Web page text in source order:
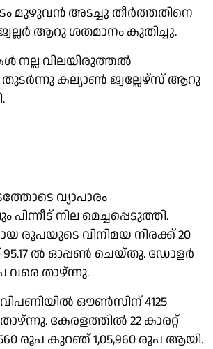
മുഴുവൻ അടച്ചു തീർത്തതിനെ
ആറു ശതമാനം കുതിച്ചു.
നല്ല വിലയിരുത്തൽ
തുടർന്നു കല്യാൺ ജ്വല്ലേഴ്സ് ആറു
വ്യാപാരം
നില മെച്ചപ്പെടുത്തി.
രൂപയുടെ വിനിമയ നിരക്ക് 20
ല്‍ ഓപ്പൺ ചെയ്തു. ഡോളർ
വരെ താഴ്ന്നു.
ഔൺസിന് 4125
കേരളത്തിൽ 22 കാരറ്റ്
രൂപ കുറഞ് 1,05,960 രൂപ ആയി.